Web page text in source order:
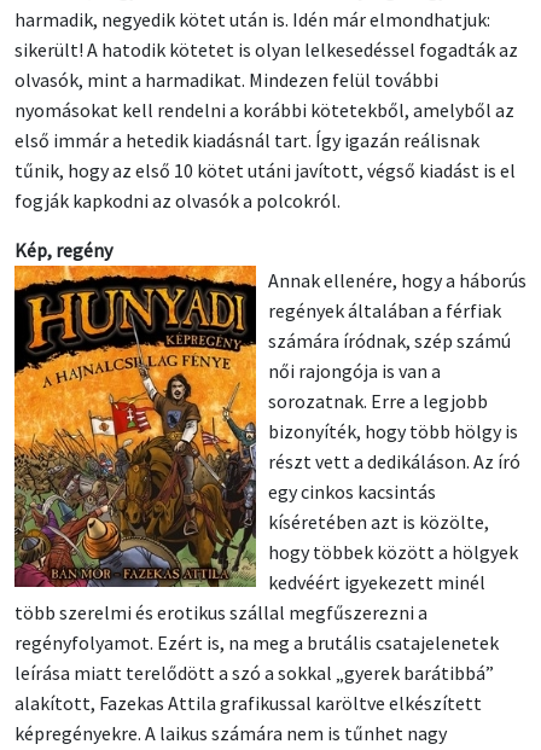
harmadik, negyedik kötet után is. Idén már elmondhatjuk:
sikerült! A hatodik kötetet is olyan lelkesedéssel fogadták az
olvasók, mint a harmadikat. Mindezen felül további
nyomásokat kell rendelni a korábbi kötetekből, amelyből az
első immár a hetedik kiadásnál tart. Így igazán reálisnak
tűnik, hogy az első 10 kötet utáni javított, végső kiadást is el
fogják kapkodni az olvasók a polcokról.
Kép, regény
Annak ellenére, hogy a háborús
regények általában a férfiak
számára íródnak, szép számú
női rajongója is van a
sorozatnak. Erre a legjobb
bizonyíték, hogy több hölgy is
részt vett a dedikáláson. Az író
egy cinkos kacsintás
kíséretében azt is közölte,
hogy többek között a hölgyek
kedvéért igyekezett minél
több szerelmi és erotikus szállal megfűszerezni a
regényfolyamot. Ezért is, na meg a brutális csatajelenetek
leírása miatt terelődött a szó a sokkal „gyerek barátibbá”
alakított, Fazekas Attila grafikussal karöltve elkészített
képregényekre. A laikus számára nem is tűnhet nagy